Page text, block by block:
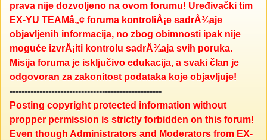
prava nije dozvoljeno na ovom forumu! Uređivački tim
EX-YU TEAMâ„¢ foruma kontroliÅ¡e sadrÅ¾aje
objavljenih informacija, no zbog obimnosti ipak nije
moguće izvrÅ¡iti kontrolu sadrÅ¾aja svih poruka.
Misija foruma je isključivo edukacija, a svaki član je
odgovoran za zakonitost podataka koje objavljuje!
---------------------------------------------------
Posting copyright protected information without
propper permission is strictly forbidden on this forum!
Even though Administrators and Moderators from EX-